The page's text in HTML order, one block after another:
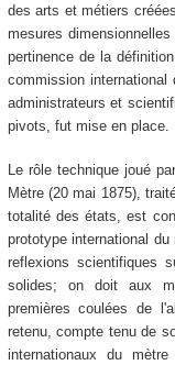
des arts et métiers
mesures
pertinence de la
commission
administrateurs et
pivots, fut mise en place.
Le rôle technique joué
Mètre (20 mai 1875),
totalité des états, est
prototype international
reflexions scientifiques
solides; on doit aux
premières coulées de
retenu, compte tenu de
internationaux du